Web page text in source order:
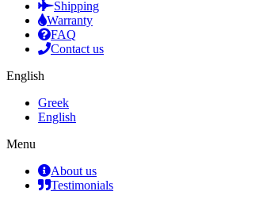
Shipping
Warranty
FAQ
Contact us
English
Greek
English
Menu
About us
Testimonials